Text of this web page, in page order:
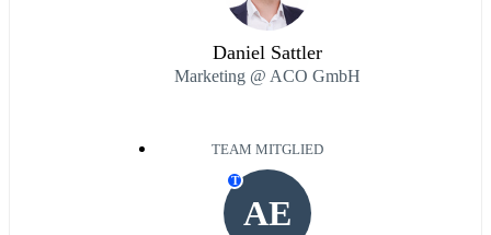
Daniel Sattler
Marketing @ ACO GmbH
TEAM MITGLIED
AE
T